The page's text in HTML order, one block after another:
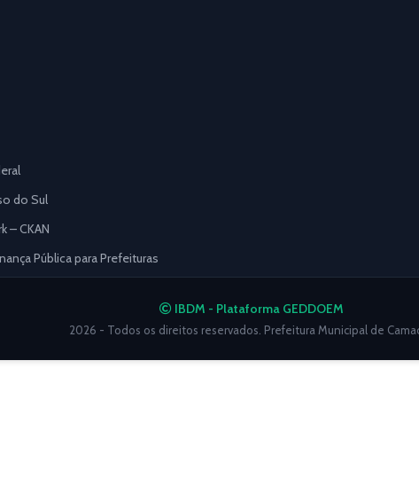
do Sul
– CKAN
Pública para Prefeituras
IBDM - Plataforma GEDDOEM
2026 - Todos os direitos reservados. Prefeitura Municipal de